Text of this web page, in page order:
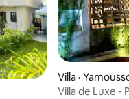
Villa ·
Villa de Luxe -